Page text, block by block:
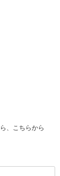
、こちらから